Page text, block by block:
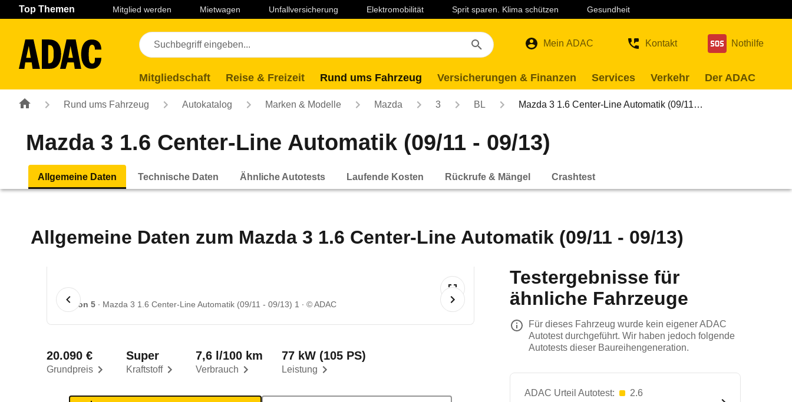
Navigation Seiteninhalt Fußzeile
Top Themen Mitglied werden Mietwagen Unfallversicherung Elektromobilität Sprit sparen. Klima schützen Gesundheit
Mein ADAC Kontakt Nothilfe
Mitgliedschaft Reise & Freizeit Rund ums Fahrzeug Versicherungen & Finanzen Services Verkehr Der ADAC
Rund ums Fahrzeug Autokatalog Marken & Modelle Mazda 3 BL Mazda 3 1.6 Center-Line Automatik (09/11…
Mazda 3 1.6 Center-Line Automatik (09/11 - 09/13)
Allgemeine Daten Technische Daten Ähnliche Autotests Laufende Kosten Rückrufe & Mängel Crashtest
Allgemeine Daten zum Mazda 3 1.6 Center-Line Automatik (09/11 - 09/13)
1 von 5 Mazda 3 1.6 Center-Line Automatik (09/11 - 09/13) 1 © ADAC
Grundpreis
20.090 €
Kraftstoff
Super
Verbrauch
7,6 l/100 km
Leistung
77 kW (105 PS)
Testergebnisse für
ähnliche Fahrzeuge
Für dieses Fahrzeug wurde kein eigener ADAC
Autotest durchgeführt. Wir haben jedoch folgende
Autotests dieser Baureihengeneration.
ADAC Urteil Autotest: 2.6